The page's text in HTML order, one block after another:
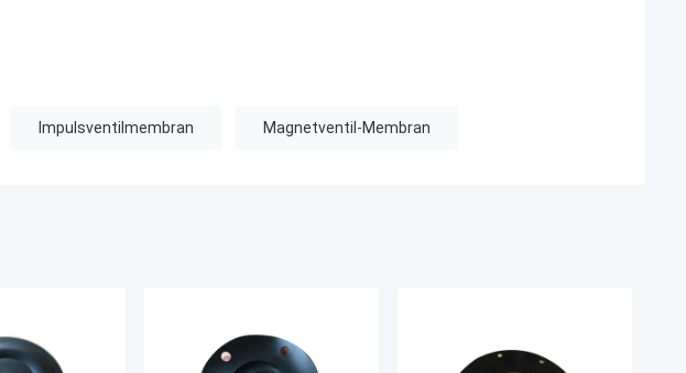
Impulsventilmembran Magnetventil-Membran